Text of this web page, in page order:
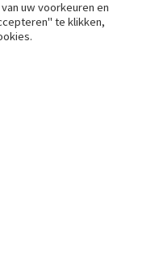
uw voorkeuren en
te klikken,